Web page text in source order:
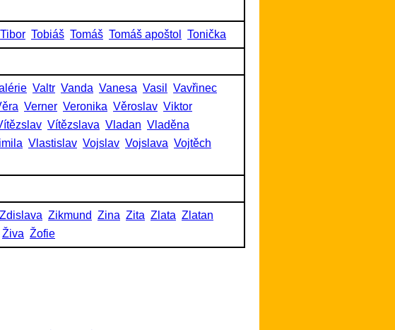
Tibor Tobiáš Tomáš Tomáš apoštol Tonička
Valtr Vanda Vanesa Vasil
Vavřinec
Verner Veronika Věroslav Viktor
Vítězslava Vladan Vladěna
Vlastislav Vojslav Vojslava Vojtěch
Zdislava Zikmund Zina Zita Zlata Zlatan
Živa Žofie